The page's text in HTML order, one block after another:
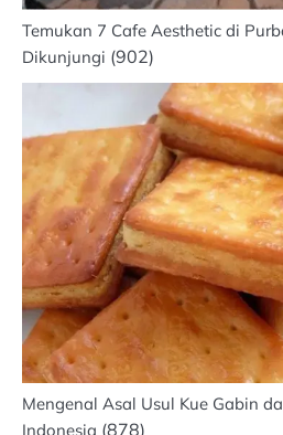
Temukan 7 Cafe Aesthetic di
Dikunjungi (902)
Mengenal Asal Usul Kue Gabin
Indonesia (878)